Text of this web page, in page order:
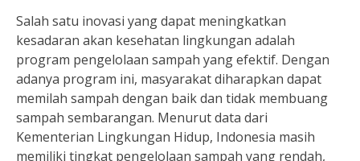
Salah satu inovasi yang dapat meningkatkan
kesadaran akan kesehatan lingkungan adalah
program pengelolaan sampah yang efektif. Dengan
adanya program ini, masyarakat diharapkan dapat
memilah sampah dengan baik dan tidak membuang
sampah sembarangan. Menurut data dari
Kementerian Lingkungan Hidup, Indonesia masih
memiliki tingkat pengelolaan sampah yang rendah,